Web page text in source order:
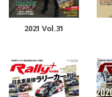
2021 Vol.31